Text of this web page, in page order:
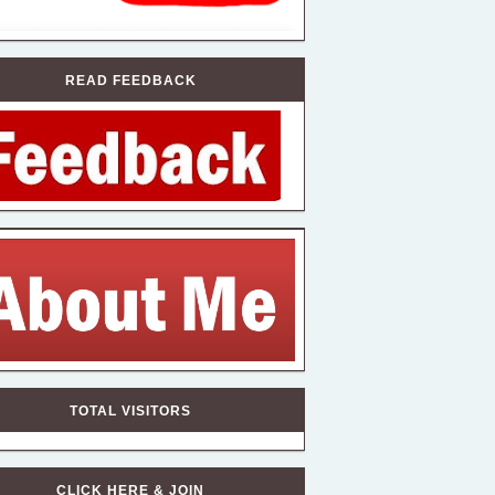
READ FEEDBACK
TOTAL VISITORS
CLICK HERE & JOIN